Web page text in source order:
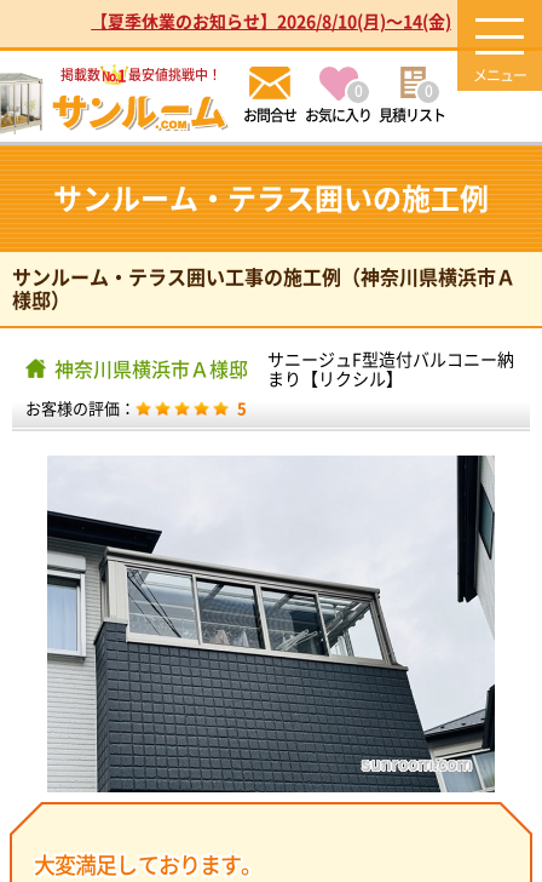
【夏季休業のお知らせ】2026/8/10(月)～14(金)
掲載数No.1最安値挑戦中！
お気に入り
0
見積リスト
0
サンルーム・テラス囲いの施工例
サンルーム・テラス囲い工事の施工例（神奈川県横浜市Ａ
様邸）
神奈川県横浜市Ａ様邸
サニージュF型造付バルコニー納
まり【リクシル】
お客様の評価： 5
大変満足しております。